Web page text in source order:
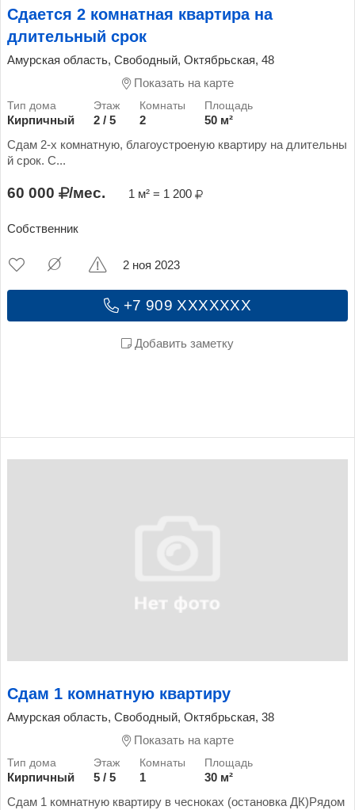
Сдается 2 комнатная квартира на
длительный срок
Амурская область, Свободный, Октябрьская, 48
Показать на карте
Кирпичный 2 / 5 2
50 м²
Сдам 2-х комнатную, благоустроеную квартиру на длительны
й срок. С...
60 000 /мес. 1 м² = 1 200
Собственник
+7 909 XXXXXXX
Добавить заметку
2 ноя 2023
Сдам 1 комнатную квартиру
Амурская область, Свободный, Октябрьская, 38
Показать на карте
Кирпичный 5 / 5 1
30 м²
Сдам 1 комнатную квартиру в чесноках (остановка ДК)Рядом